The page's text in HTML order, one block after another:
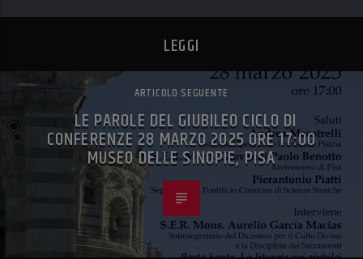
LEGGI
ARTICOLO SEGUENTE
LE PAROLE DEL GIUBILEO CICLO DI
CONFERENZE 28 MARZO 2025 ORE 17:00
MUSEO DELLE SINOPIE, PISA